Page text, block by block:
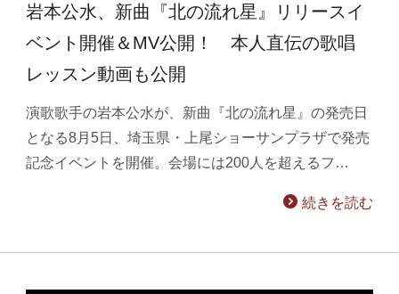
岩本公水、新曲『北の流れ星』リリースイ
ベント開催＆MV公開！ 本人直伝の歌唱
レッスン動画も公開
演歌歌手の岩本公水が、新曲『北の流れ星』の発売日
となる8月5日、埼玉県・上尾ショーサンプラザで発売
記念イベントを開催。会場には200人を超えるフ…
続きを読む